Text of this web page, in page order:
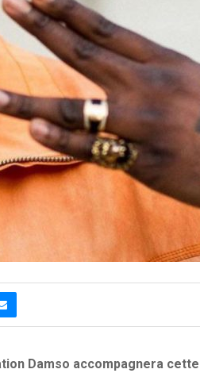
Damso accompagnera